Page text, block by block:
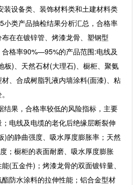
设备类、装饰材料类和土建材料类
小类产品抽检结果分析汇总，合格率
在在镀锌管、烤漆龙骨、塑钢型
格率90%—95%的产品范围:电线及
板)、天然石材(大理石)、橱柜、聚氨
、合成树脂乳液内墙涂料(面漆)、粘
果，合格率较低的风险指标，主要
电线及电缆的老化后绝缘层断裂伸
)的静曲强度、吸水厚度膨胀率；天然
；橱柜的表面耐磨、吸水厚度膨胀
(五金件)；烤漆龙骨的双面镀锌量、
防水涂料的拉伸性能；铝合金型材